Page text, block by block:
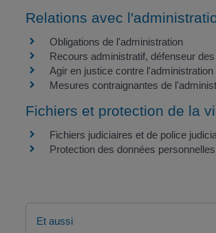
Relations avec
Obligations de l'administration
Recours administratif, défenseur
Agir en justice contre l'administration
Mesures contraignantes de
Fichiers et protection de la
Fichiers judiciaires et de police
Protection des données
Et aussi